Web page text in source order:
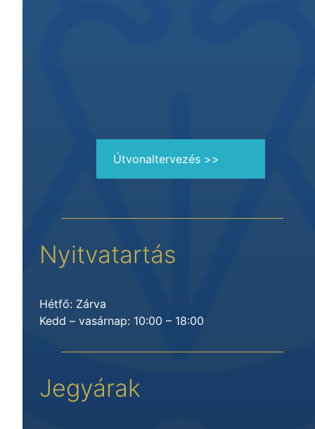
Útvonaltervezés >>
Nyitvatartás
Hétfő: Zárva
Kedd – vasárnap: 10:00 – 18:00
Jegyárak